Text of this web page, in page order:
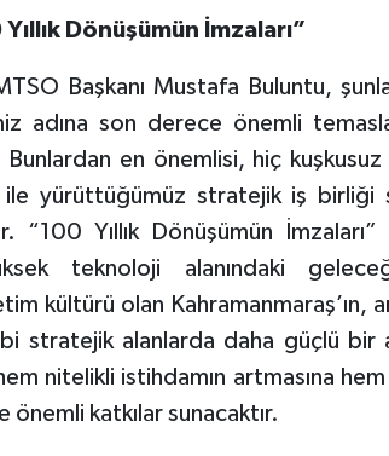
Dönüşümün İmzaları”
Başkanı Mustafa Buluntu,
adına son derece önemli
en önemlisi, hiç kuşkusuz
ile yürüttüğümüz stratejik iş birliği
“100 Yıllık Dönüşümün
teknoloji alanındaki
kültürü olan Kahramanmaraş’ın,
stratejik alanlarda daha güçlü bir
nitelikli istihdamın artmasına
katkılar sunacaktır.